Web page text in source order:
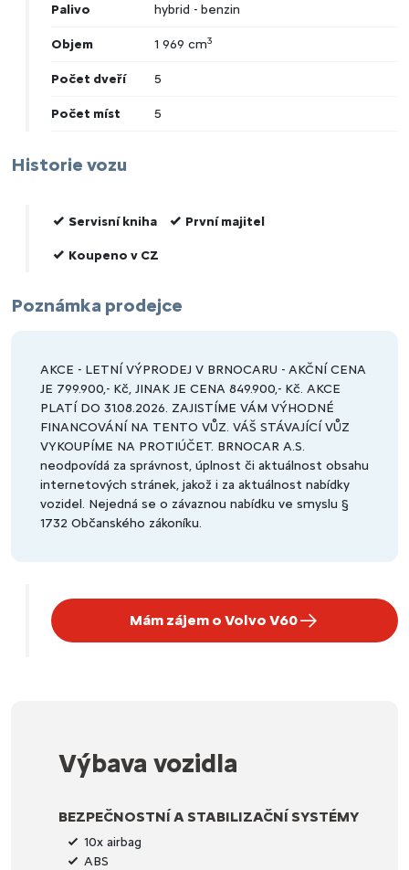
Výbava vozidla
BEZPEČNOSTNÍ A STABILIZAČNÍ SYSTÉMY
10x airbag
ABS
Palivo hybrid - benzin
Objem 1 969 cm3
Počet dveří 5
Počet míst 5
Historie vozu
Servisní kniha První majitel
Koupeno v CZ
Poznámka prodejce
AKCE - LETNÍ VÝPRODEJ V BRNOCARU - AKČNÍ CENA
JE 799.900,- Kč, JINAK JE CENA 849.900,- Kč. AKCE
PLATÍ DO 31.08.2026. ZAJISTÍME VÁM VÝHODNÉ
FINANCOVÁNÍ NA TENTO VŮZ. VÁŠ STÁVAJÍCÍ VŮZ
VYKOUPÍME NA PROTIÚČET. BRNOCAR A.S.
neodpovídá za správnost, úplnost či aktuálnost obsahu
internetových stránek, jakož i za aktuálnost nabídky
vozidel. Nejedná se o závaznou nabídku ve smyslu §
1732 Občanského zákoníku.
Mám zájem o Volvo V60